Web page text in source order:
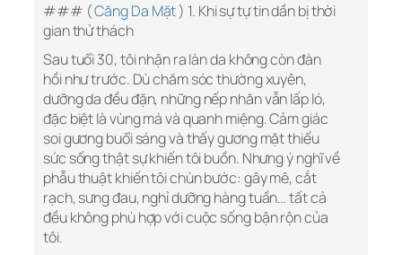
### (Căng Da Mặt) 1. Khi sự tự tin dần bị thời
gian thử thách
Sau tuổi 30, tôi nhận ra làn da không còn đàn
hồi như trước. Dù chăm sóc thường xuyên,
dưỡng da đều đặn, những nếp nhăn vẫn lấp ló,
đặc biệt là vùng má và quanh miệng. Cảm giác
soi gương buổi sáng và thấy gương mặt thiếu
sức sống thật sự khiến tôi buồn. Nhưng ý nghĩ về
phẫu thuật khiến tôi chùn bước: gây mê, cắt
rạch, sưng đau, nghỉ dưỡng hàng tuần… tất cả
đều không phù hợp với cuộc sống bận rộn của
tôi.